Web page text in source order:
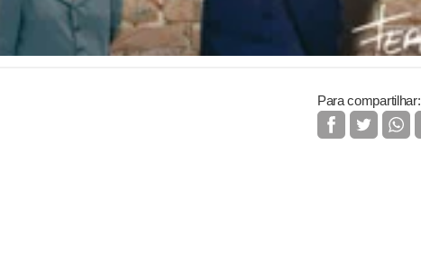
Para compartilhar: